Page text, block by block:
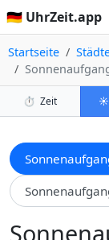
🇩🇪 UhrZeit.app
Startseite
⏱️ Zeit ☀️